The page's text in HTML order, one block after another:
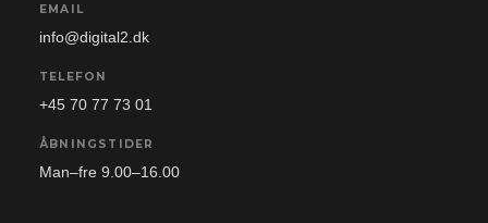
EMAIL
info@digital2.dk
TELEFON
+45 70 77 73 01
ÅBNINGSTIDER
Man–fre 9.00–16.00